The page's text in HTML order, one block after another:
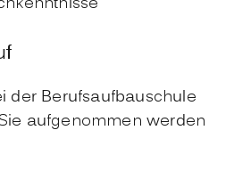
der Berufsaufbauschule
aufgenommen werden